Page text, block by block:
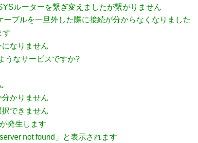
ルーターを繋ぎ変えましたが繋がりません
ブルを一旦外した際に接続が分からなくなりました
す
なりません
うなサービスですか?
かりません
できません
発生します
not found」と表示されます